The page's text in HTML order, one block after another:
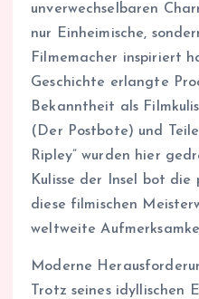
unverwechselbaren
nur Einheimische,
Filmemacher inspiriert
Geschichte erlangte
Bekanntheit als
(Der Postbote) und
Ripley” wurden hier
Kulisse der Insel bot
diese filmischen
weltweite
Moderne
Trotz seines idyllischen